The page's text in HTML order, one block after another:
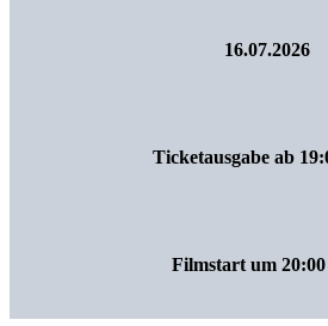
16.07.2026
Ticketausgabe ab
Filmstart um